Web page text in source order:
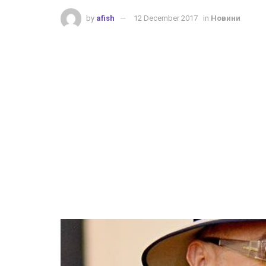
by afish 12 December 2017 in Новини